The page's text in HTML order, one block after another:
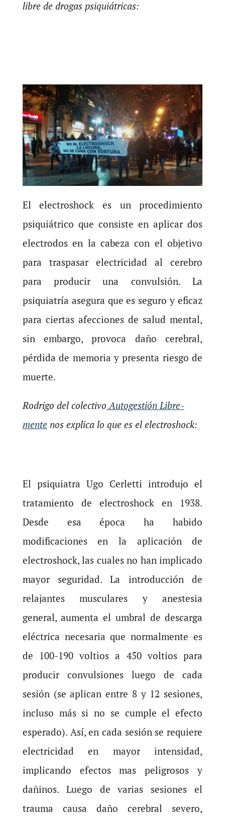
libre de drogas psiquiátricas:
El electroshock es un procedimiento
psiquiátrico que consiste en aplicar dos
electrodos en la cabeza con el objetivo
para traspasar electricidad al cerebro
para producir una convulsión. La
psiquiatría asegura que es seguro y eficaz
para ciertas afecciones de salud mental,
sin embargo, provoca daño cerebral,
pérdida de memoria y presenta riesgo de
muerte.
Rodrigo del colectivo Autogestión Libre-
mentenos explica lo que es el electroshock:
El psiquiatra Ugo Cerletti introdujo el
tratamiento de electroshock en 1938.
Desde esa época ha habido
modificaciones en la aplicación de
electroshock, las cuales no han implicado
mayor seguridad. La introducción de
relajantes musculares y anestesia
general, aumenta el umbral de descarga
eléctrica necesaria que normalmente es
de 100-190 voltios a 450 voltios para
producir convulsiones luego de cada
sesión (se aplican entre 8 y 12 sesiones,
incluso más si no se cumple el efecto
esperado). Así, en cada sesión se requiere
electricidad en mayor intensidad,
implicando efectos mas peligrosos y
dañinos. Luego de varias sesiones el
trauma causa daño cerebral severo,